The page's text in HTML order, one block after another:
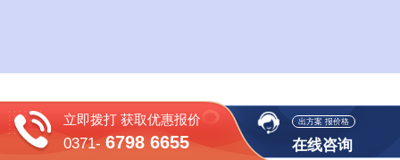
立即拨打 获取优惠报价
0371-6798 6655
出方案 报价格
在线咨询